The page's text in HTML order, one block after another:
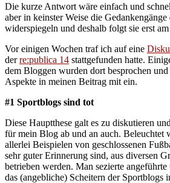
Die kurze Antwort wäre einfach und
aber in keinster Weise die
widerspiegeln und deshalb folgt sie erst
Vor einigen Wochen traf ich auf eine
derre:publica 14 stattgefunden hatte.
dem Bloggen wurden dort besprochen
Aspekte in meinen Beitrag mit ein.
#1 Sportblogs sind tot
Diese Hauptthese galt es zu diskutieren
für mein Blog ab und an auch. Beleuchtet
allerlei Beispielen von geschlossenen
sehr guter Erinnerung sind, aus diversen
betrieben werden. Man sezierte
das (angebliche) Scheitern der Sportblogs